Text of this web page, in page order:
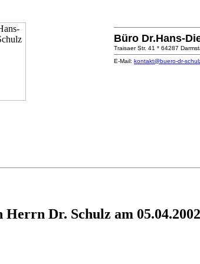
Büro Dr.Hans-
Traisaer Str. 41 * 64287
E-Mail: kontakt@buero-dr-
Dr. Schulz am 05.04.2002